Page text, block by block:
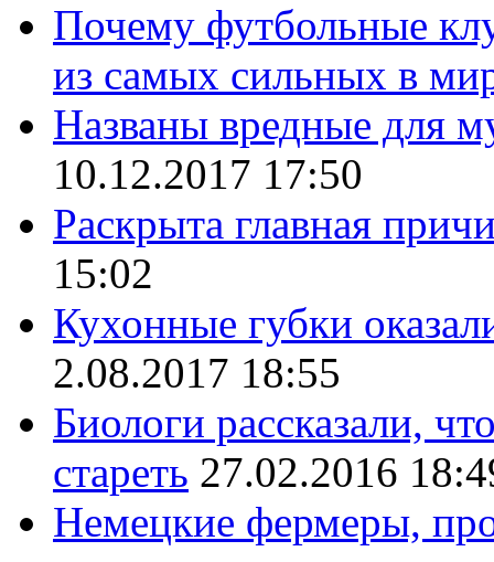
Почему футбольные
из самых сильных в
Названы вредные для
10.12.2017 17:50
Раскрыта главная
15:02
Кухонные губки
2.08.2017 18:55
Биологи рассказали,
стареть 27.02.2016
Немецкие фермеры,